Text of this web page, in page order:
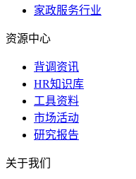
家政服务行业
资源中心
背调资讯
HR知识库
工具资料
市场活动
研究报告
关于我们